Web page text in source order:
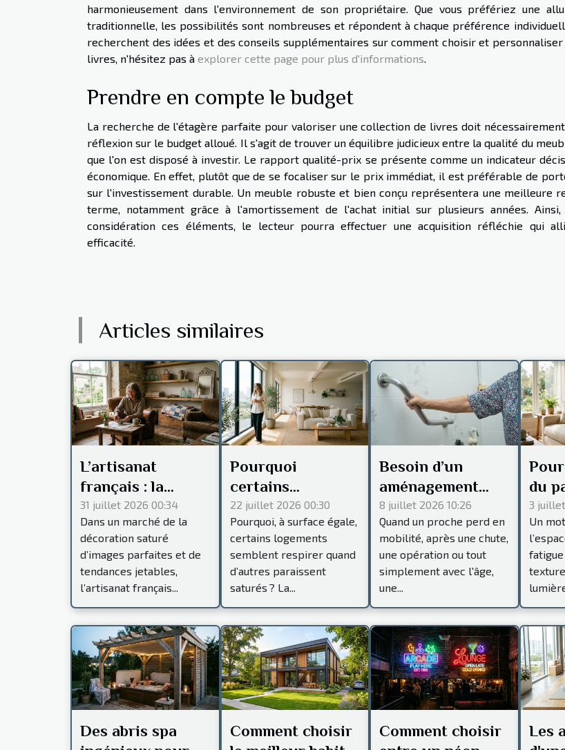
harmonieusement dans l'environnement de son propriétaire. Que vous préfériez une
traditionnelle, les possibilités sont nombreuses et répondent à chaque préférence
recherchent des idées et des conseils supplémentaires sur comment choisir et
livres, n'hésitez pas à explorer cette page pour plus d'informations.
Prendre en compte le budget
La recherche de l'étagère parfaite pour valoriser une collection de livres doit
réflexion sur le budget alloué. Il s'agit de trouver un équilibre judicieux entre la qualité du
que l'on est disposé à investir. Le rapport qualité-prix se présente comme un indicateur
économique. En effet, plutôt que de se focaliser sur le prix immédiat, il est préférable de
sur l'investissement durable. Un meuble robuste et bien conçu représentera une meilleure
terme, notamment grâce à l'amortissement de l'achat initial sur plusieurs années.
considération ces éléments, le lecteur pourra effectuer une acquisition réfléchie qui
efficacité.
Articles similaires
L’artisanat
français : la
signature
invisible des
intérieurs de
caractère
31 juillet 2026 00:34
Dans un marché de la
décoration saturé
d’images parfaites et de
tendances jetables,
l’artisanat français...
Pourquoi
certains
intérieurs
paraissent
toujours plus
spacieux
22 juillet 2026 00:30
Pourquoi, à surface égale,
certains logements
semblent respirer quand
d’autres paraissent
saturés ? La...
Besoin d’un
aménagement
PMR à Chantilly ?
Contactez
Chantiers
Express !
8 juillet 2026 10:26
Quand un proche perd en
mobilité, après une chute,
une opération ou tout
simplement avec l'âge,
une...
du
3 juillet
Un
Des abris spa
Comment choisir
Comment choisir
Les